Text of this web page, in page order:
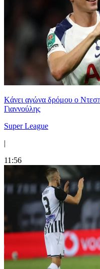
Kάνει αγώνα δρόμου ο
Γιαννούλης
Super League
|
11:56